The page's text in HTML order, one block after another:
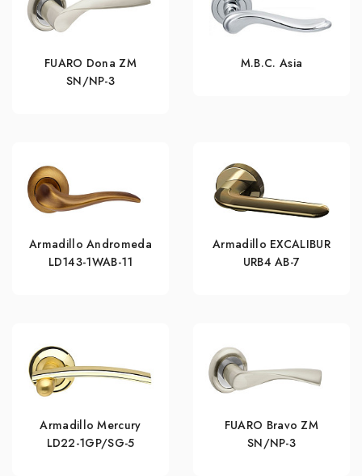
FUARO Dona ZM
SN/NP-3
M.B.C. Asia
Armadillo Andromeda
LD143-1WAB-11
Armadillo EXCALIBUR
URB4 АВ-7
Armadillo Mercury
LD22-1GP/SG-5
FUARO Bravo ZM
SN/NP-3